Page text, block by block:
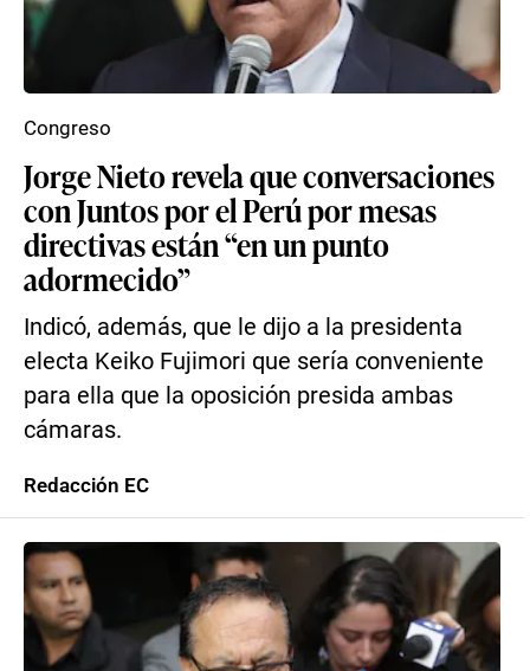
Jorge Nieto revela que conversaciones
con Juntos por el Perú por mesas
directivas están “en un punto
adormecido”
Indicó, además, que le dijo a la presidenta
electa Keiko Fujimori que sería conveniente
para ella que la oposición presida ambas
cámaras.
Congreso
Redacción EC